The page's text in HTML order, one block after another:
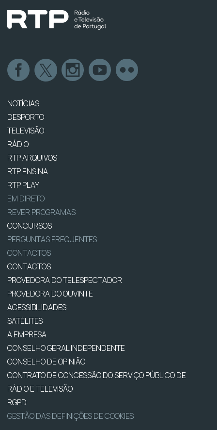
NOTÍCIAS
DESPORTO
TELEVISÃO
RÁDIO
RTP ARQUIVOS
RTP ENSINA
RTP PLAY
EM DIRETO
REVER PROGRAMAS
CONCURSOS
PERGUNTAS FREQUENTES
CONTACTOS
CONTACTOS
PROVEDORA DO TELESPECTADOR
PROVEDORA DO OUVINTE
ACESSIBILIDADES
SATÉLITES
A EMPRESA
CONSELHO GERAL INDEPENDENTE
CONSELHO DE OPINIÃO
CONTRATO DE CONCESSÃO DO SERVIÇO PÚBLICO DE
RÁDIO E TELEVISÃO
RGPD
GESTÃO DAS DEFINIÇÕES DE COOKIES